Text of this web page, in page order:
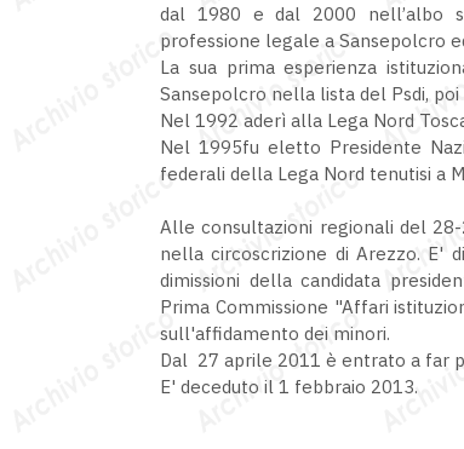
dal 1980 e dal 2000 nell’albo
professione legale a Sansepolcro
La sua prima esperienza
Sansepolcro nella lista del Psdi,
Nel 1992 aderì alla Lega Nord
Nel 1995fu eletto Presidente
federali della Lega Nord tenutisi a
Alle consultazioni regionali del
nella circoscrizione di Arezzo. E'
dimissioni della candidata
Prima Commissione "Affari
sull'affidamento dei minori.
Dal 27 aprile 2011 è entrato a far
E' deceduto il 1 febbraio 2013.